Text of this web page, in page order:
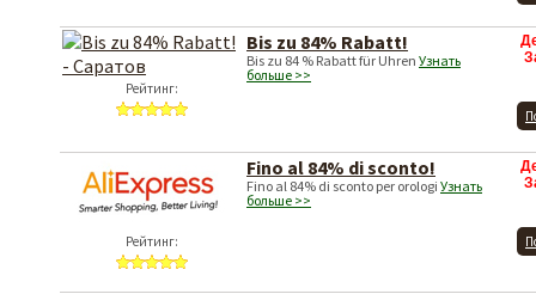
Рейтинг:
Bis zu 84% Rabatt!
Bis zu 84 % Rabatt für Uhren Узнать
больше >>
Рейтинг:
Fino al 84% di sconto!
Fino al 84% di sconto per orologi Узнать
больше >>